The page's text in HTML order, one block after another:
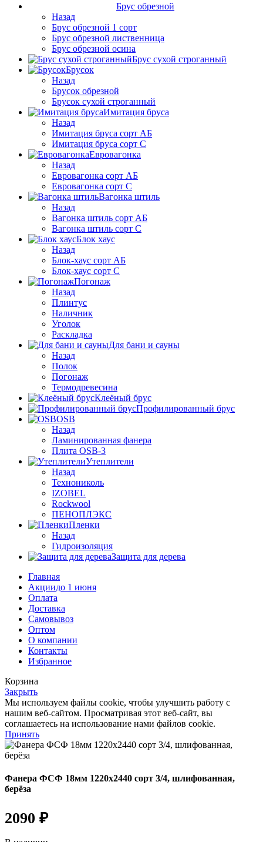
Брус обрезной
Назад
Брус обрезной 1 сорт
Брус обрезной лиственница
Брус обрезной осина
Брус сухой строганный
Брусок
Назад
Брусок обрезной
Брусок сухой строганный
Имитация бруса
Назад
Имитация бруса сорт АБ
Имитация бруса сорт С
Евровагонка
Назад
Евровагонка сорт АБ
Евровагонка сорт С
Вагонка штиль
Назад
Вагонка штиль сорт АБ
Вагонка штиль сорт С
Блок хаус
Назад
Блок-хаус сорт АБ
Блок-хаус сорт С
Погонаж
Назад
Плинтус
Наличник
Уголок
Раскладка
Для бани и сауны
Назад
Полок
Погонаж
Термодревесина
Клеёный брус
Профилированный брус
OSB
Назад
Ламинированная фанера
Плита OSB-3
Утеплители
Назад
Технониколь
IZOBEL
Rockwool
ПЕНОПЛЭКС
Пленки
Назад
Гидроизоляция
Защита для дерева
Главная
Акциидо 1 июня
Оплата
Доставка
Самовывоз
Оптом
О компании
Контакты
Избранное
Корзина
Закрыть
Мы используем файлы cookie, чтобы улучшить работу с
нашим веб-сайтом. Просматривая этот веб-сайт, вы
соглашаетесь на использование нами файлов cookie.
Принять
Фанера ФСФ 18мм 1220х2440 сорт 3/4, шлифованная,
берёза
2090 ₽